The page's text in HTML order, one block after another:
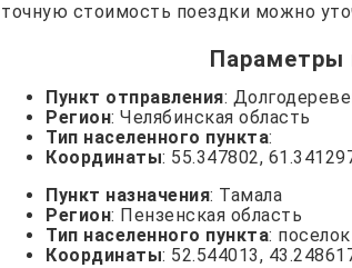
точную стоимость поездки можно
Параметры
Пункт отправления:
Регион: Челябинская область
Тип населенного пункта:
Координаты: 55.347802,
Пункт назначения: Тамала
Регион: Пензенская область
Тип населенного пункта: поселок
Координаты: 52.544013,